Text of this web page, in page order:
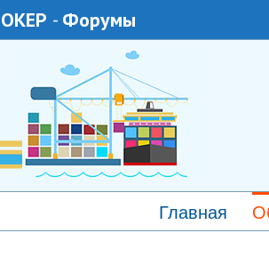
- Форумы
Главная